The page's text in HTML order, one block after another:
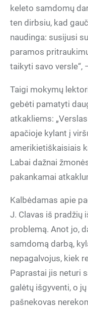
keleto samdomų
ten dirbsiu, kad
naudinga: susijusi
paramos
taikyti savo versle“,
Taigi mokymų
gebėti pamatyti
atkakliems:
apačioje kylant į
amerikietiškaisiais
Labai dažnai
pakankamai
Kalbėdamas apie
J. Clavas iš pradžių
problemą. Anot jo,
samdomą darbą,
nepagalvojus, kiek
Paprastai jis neturi
galėtų išgyventi, o
pašnekovas